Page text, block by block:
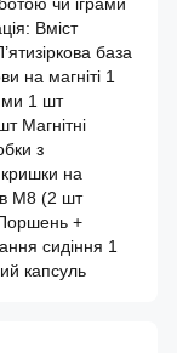
Вміст
база
на магніті 1
1 шт
Магнітні
з
на
M8 (2 шт
+
сидіння 1
капсуль